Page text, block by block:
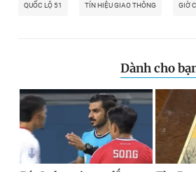
QUỐC LỘ 51 TÍN HIỆU GIAO THÔNG GIỜ